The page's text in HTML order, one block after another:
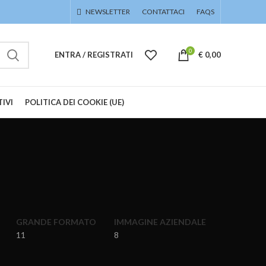
NEWSLETTER CONTATTACI FAQS
ENTRA / REGISTRATI 0 € 0,00
POLITICA DEI COOKIE (UE)
GRANDE FORMATO
11
IMMAGINE AZIENDALE
8